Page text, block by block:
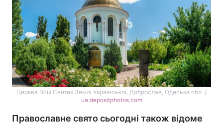
Церква Всіх Святих Землі Української, Доброслав, Одеська обл. /
ua.depositphotos.com
Православне свято сьогодні також відоме